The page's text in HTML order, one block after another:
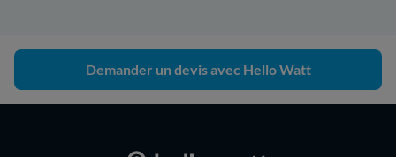
Demander un devis avec Hello Watt